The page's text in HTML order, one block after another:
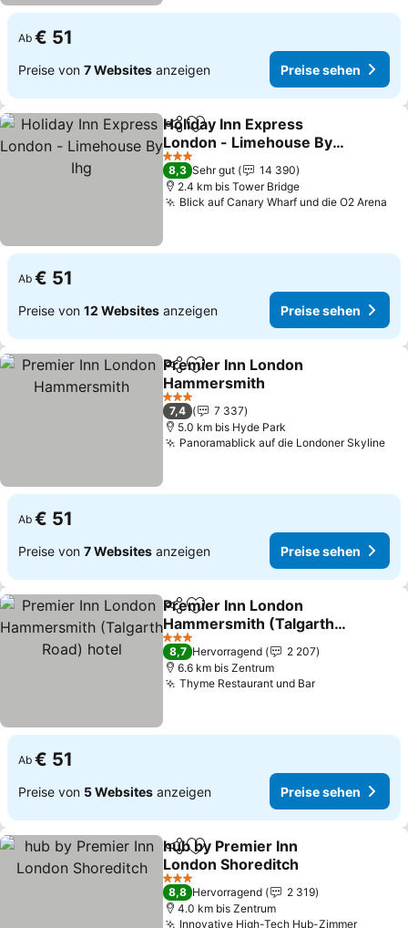
Ab € 51
Preise von 7 Websites anzeigen Preise sehen
TeilenZu Favoriten hinzufügen
Holiday Inn Express
London - Limehouse By
Ihg
Preise sehen
3 Sterne
8,3 Sehr gut
14 390
2.4 km bis Tower Bridge
Blick auf Canary Wharf und die O2 Arena
Ab € 51
Preise von 12 Websites anzeigen Preise sehen
TeilenZu Favoriten hinzufügen
Premier Inn London
Hammersmith
Preise sehen
3 Sterne
7,4
7 337
5.0 km bis Hyde Park
Panoramablick auf die Londoner Skyline
Ab € 51
Preise von 7 Websites anzeigen Preise sehen
TeilenZu Favoriten hinzufügen
Premier Inn London
Hammersmith (Talgarth
Road) hotel
Preise sehen
3 Sterne
8,7 Hervorragend
2 207
6.6 km bis Zentrum
Thyme Restaurant und BarPreise sehen
Ab € 51
Preise von 5 Websites anzeigen Preise sehen
TeilenZu Favoriten hinzufügen
hub by Premier Inn
London Shoreditch
Preise sehen
3 Sterne
8,8 Hervorragend
2 319
4.0 km bis Zentrum
Innovative High-Tech Hub-Zimmer